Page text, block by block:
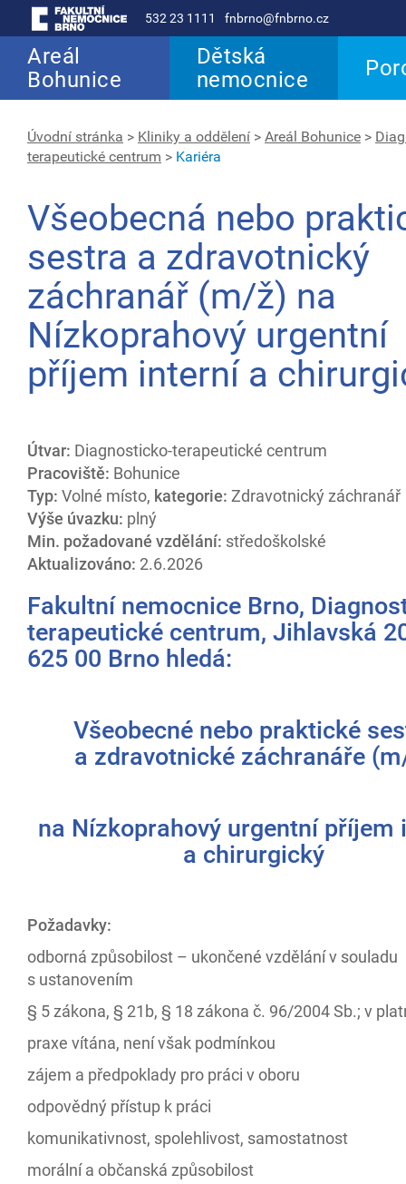
532 23 1111 fnbrno@fnbrno.cz
Areál
Bohunice
Dětská
nemocnice
Úvodní stránka > Kliniky a oddělení > Areál Bohunice >
terapeutické centrum > Kariéra
Všeobecná nebo
sestra a zdravotnický
záchranář (m/ž) na
Nízkoprahový urgentní
příjem interní a
Útvar: Diagnosticko-terapeutické centrum
Pracoviště: Bohunice
Typ: Volné místo, kategorie: Zdravotnický záchranář
Výše úvazku: plný
Min. požadované vzdělání: středoškolské
Aktualizováno: 2.6.2026
Fakultní nemocnice Brno,
terapeutické centrum, Jihlavská
625 00 Brno hledá:
Všeobecné nebo praktické
a zdravotnické záchranáře
na Nízkoprahový urgentní příjem
a chirurgický
Požadavky:
odborná způsobilost – ukončené vzdělání v souladu
s ustanovením
§ 5 zákona, § 21b, § 18 zákona č. 96/2004 Sb.; v
praxe vítána, není však podmínkou
zájem a předpoklady pro práci v oboru
odpovědný přístup k práci
komunikativnost, spolehlivost, samostatnost
morální a občanská způsobilost